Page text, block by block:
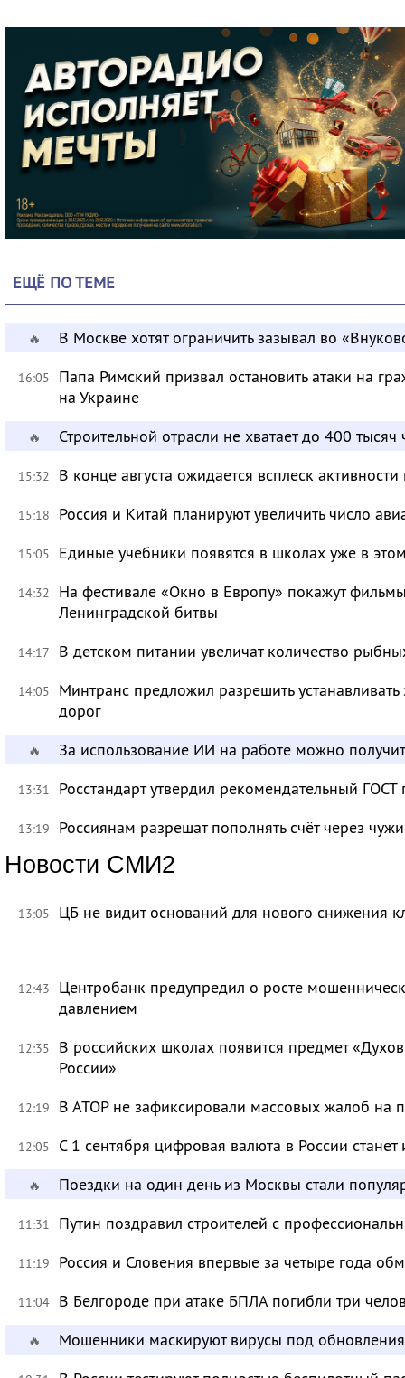
ЕЩЁ ПО ТЕМЕ
🔥 В Москве хотят ограничить зазывал во
16:05
Папа Римский призвал остановить атаки на
на Украине
🔥 Строительной отрасли не хватает до 400 тысяч
15:32 В конце августа ожидается всплеск
15:18 Россия и Китай планируют увеличить число
15:05 Единые учебники появятся в школах уже в
14:32
На фестивале «Окно в Европу» покажут
Ленинградской битвы
14:17 В детском питании увеличат количество
14:05
Минтранс предложил разрешить
дорог
🔥 За использование ИИ на работе можно
13:31 Росстандарт утвердил рекомендательный
13:19 Россиянам разрешат пополнять счёт через
Новости СМИ2
13:05 ЦБ не видит оснований для нового снижения
12:43
Центробанк предупредил о росте
давлением
12:35
В российских школах появится предмет
России»
12:19 В АТОР не зафиксировали массовых жалоб на
12:05 С 1 сентября цифровая валюта в России
🔥 Поездки на один день из Москвы стали
11:31 Путин поздравил строителей с
11:19 Россия и Словения впервые за четыре года
11:04 В Белгороде при атаке БПЛА погибли три
🔥 Мошенники маскируют вирусы под